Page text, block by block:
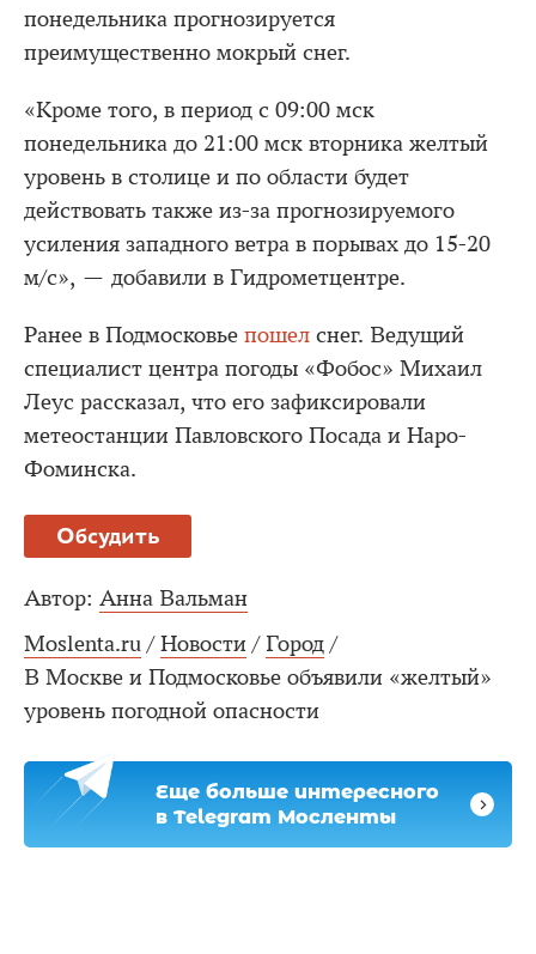
понедельника прогнозируется
преимущественно мокрый снег.
«Кроме того, в период с 09:00 мск
понедельника до 21:00 мск вторника желтый
уровень в столице и по области будет
действовать также из-за прогнозируемого
усиления западного ветра в порывах до 15-20
м/с», — добавили в Гидрометцентре.
Ранее в Подмосковье пошел снег. Ведущий
специалист центра погоды «Фобос» Михаил
Леус рассказал, что его зафиксировали
метеостанции Павловского Посада и Наро-
Фоминска.
Обсудить
Автор: Анна Вальман
Moslenta.ru / Новости / Город /
В Москве и Подмосковье объявили «желтый»
уровень погодной опасности
Еще больше интересного
в Telegram Мосленты